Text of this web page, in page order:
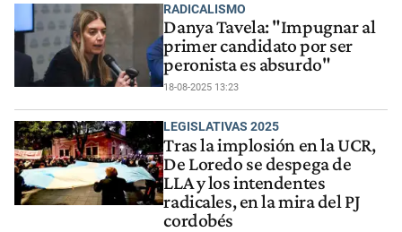
RADICALISMO
Danya Tavela: "Impugnar al
primer candidato por ser
peronista es absurdo"
18-08-2025 13:23
LEGISLATIVAS 2025
Tras la implosión en la UCR,
De Loredo se despega de
LLA y los intendentes
radicales, en la mira del PJ
cordobés